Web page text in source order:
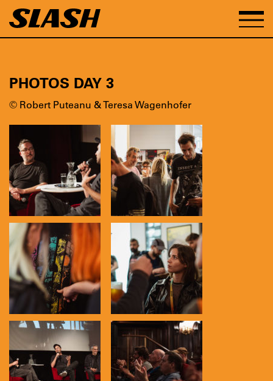
PHOTOS DAY 3
© Robert Puteanu & Teresa Wagenhofer